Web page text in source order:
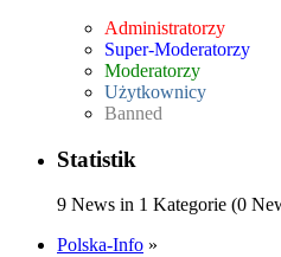
Administratorzy
Super-Moderatorzy
Moderatorzy
Użytkownicy
Banned
Statistik
9 News in 1 Kategorie (0
Polska-Info »